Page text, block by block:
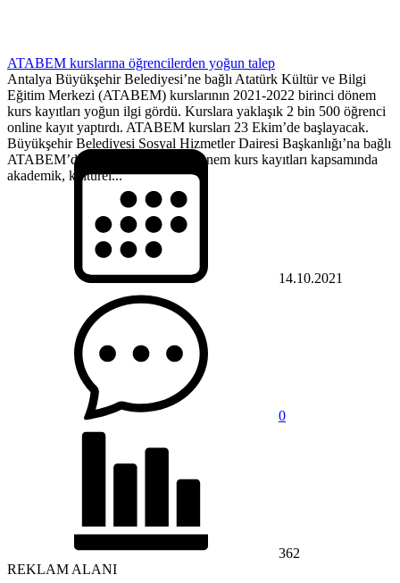
ATABEM kurslarına öğrencilerden yoğun talep
Antalya Büyükşehir Belediyesi’ne bağlı Atatürk Kültür ve Bilgi
Eğitim Merkezi (ATABEM) kurslarının 2021-2022 birinci dönem
kurs kayıtları yoğun ilgi gördü. Kurslara yaklaşık 2 bin 500 öğrenci
online kayıt yaptırdı. ATABEM kursları 23 Ekim’de başlayacak.
Büyükşehir Belediyesi Sosyal Hizmetler Dairesi Başkanlığı’na bağlı
ATABEM’de 2021-2022 birinci dönem kurs kayıtları kapsamında
akademik, kültürel...
14.10.2021
0
362
REKLAM ALANI